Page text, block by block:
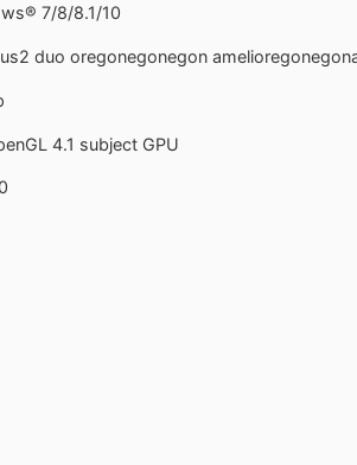
7/8/8.1/10
duo oregonegonegon
4.1 subject GPU